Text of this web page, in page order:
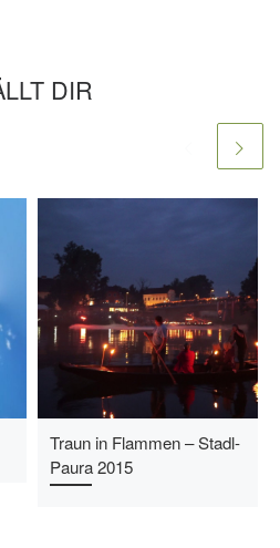
DIR
Traun in Flammen – Stadl-
Paura 2015